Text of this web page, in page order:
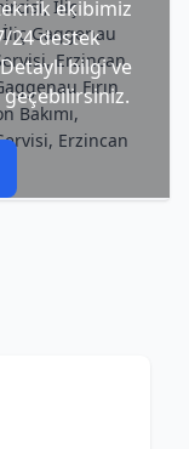
ekibimiz
24 destek
bilgi ve
İliç
Gaggenau
Erzincan
Fırın
Bakımı,
Erzincan